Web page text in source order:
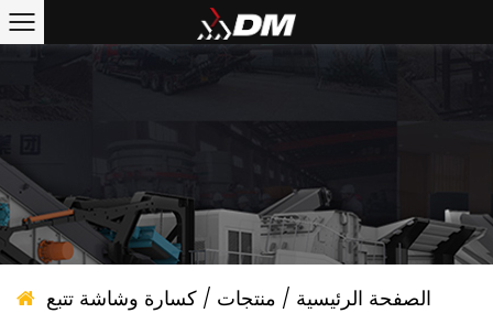
الصفحة الرئيسية / منتجات / كسارة وشاشة تتبع